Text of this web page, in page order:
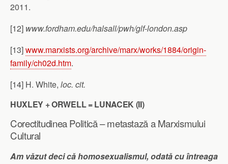
2011.
[12] www.fordham.edu/halsall/pwh/glf-london.asp
[13]www.marxists.org/archive/marx/works/1884/origin-
family/ch02d.htm.
[14] H. White, loc. cit.
HUXLEY + ORWELL = LUNACEK (II)
Corectitudinea Politică – metastază a Marxismului
Cultural
Am văzut deci că homosexualismul, odată cu întreaga